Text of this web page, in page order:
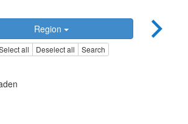
Region
all Deselect all Search